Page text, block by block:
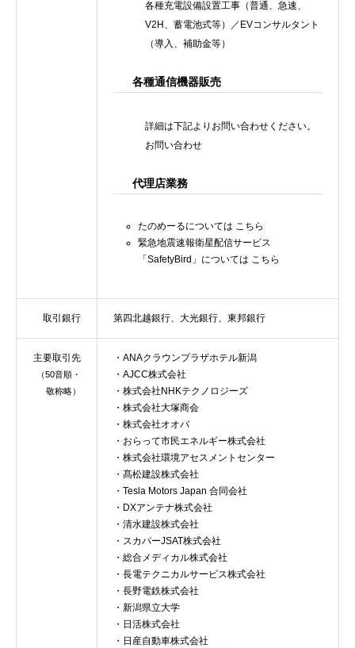
各種充電設備設置工事（普通、急速、
V2H、蓄電池式等）／EVコンサルタント
（導入、補助金等）
各種通信機器販売
詳細は下記よりお問い合わせください。
お問い合わせ
代理店業務
たのめーるについては こちら
緊急地震速報衛星配信サービス
「SafetyBird」については こちら
取引銀行 第四北越銀行、大光銀行、東邦銀行
主要取引先
（50音順・
敬称略）
・ANAクラウンプラザホテル新潟
・AJCC株式会社
・株式会社NHKテクノロジーズ
・株式会社大塚商会
・株式会社オオバ
・おらって市民エネルギー株式会社
・株式会社環境アセスメントセンター
・髙松建設株式会社
・Tesla Motors Japan 合同会社
・DXアンテナ株式会社
・清水建設株式会社
・スカパーJSAT株式会社
・総合メディカル株式会社
・長電テクニカルサービス株式会社
・長野電鉄株式会社
・新潟県立大学
・日活株式会社
・日産自動車株式会社